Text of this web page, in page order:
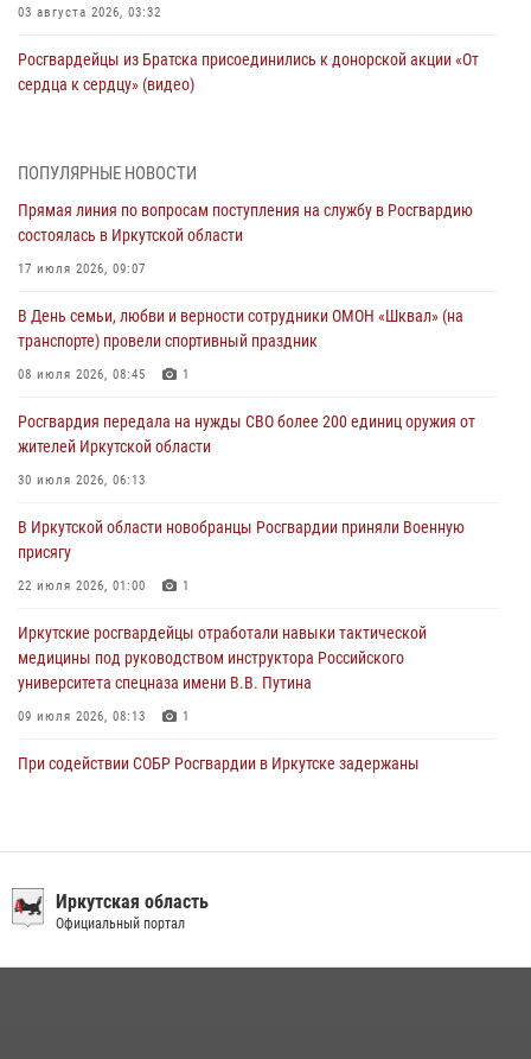
03 августа 2026, 03:32
Росгвардейцы из Братска присоединились к донорской акции «От
сердца к сердцу» (видео)
Сотрудники Росгвардии нашли и вернули родственникам
30 июля 2026, 07:37
Росгвардия передала на нужды СВО более 200 единиц оружия от
30 июля 2026, 06:13
При силовой поддержке СОБР Росгвардии в Иркутской области
30 июля 2026, 04:19
В честь 10-летия Росгвардии сотрудники вневедомственной охраны
в ведомстве
29 июля 2026, 03:44
ПОПУЛЯРНЫЕ НОВОСТИ
Прямая линия по вопросам поступления на службу в Росгвардию
состоялась в Иркутской области
17 июля 2026, 09:07
В День семьи, любви и верности сотрудники ОМОН «Шквал» (на
транспорте) провели спортивный праздник
08 июля 2026, 08:45 1
Росгвардия передала на нужды СВО более 200 единиц оружия от
жителей Иркутской области
30 июля 2026, 06:13
В Иркутской области новобранцы Росгвардии приняли Военную
присягу
22 июля 2026, 01:00 1
Иркутские росгвардейцы отработали навыки тактической
медицины под руководством инструктора Российского
университета спецназа имени В.В. Путина
09 июля 2026, 08:13 1
При содействии СОБР Росгвардии в Иркутске задержаны
антитеррористической защищенности для полицейских из Иркутска
14 июля 2026, 08:29
Иркутская область
Официальный портал